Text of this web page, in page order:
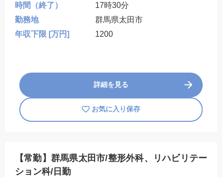
時間（終了）
17時30分
勤務地
群馬県太田市
年収下限 [万円]
1200
詳細を見る
お気に入り保存
【常勤】群馬県太田市/整形外科、リハビリテー
ション科/日勤